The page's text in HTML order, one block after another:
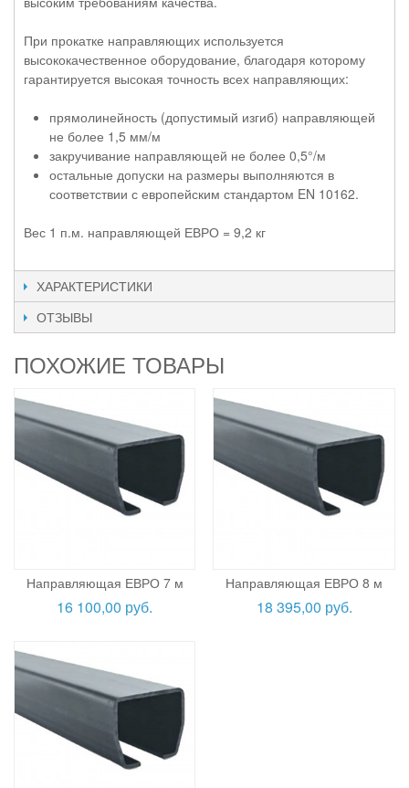
При прокатке направляющих используется
высококачественное оборудование, благодаря которому
гарантируется высокая точность всех направляющих:
прямолинейность (допустимый изгиб) направляющей
не более 1,5 мм/м
закручивание направляющей не более 0,5°/м
остальные допуски на размеры выполняются в
соответствии с европейским стандартом EN 10162.
Вес 1 п.м. направляющей ЕВРО = 9,2 кг
ХАРАКТЕРИСТИКИ
ОТЗЫВЫ
ПОХОЖИЕ ТОВАРЫ
Направляющая ЕВРО 7 м
16 100,00 руб.
Направляющая ЕВРО 8 м
18 395,00 руб.